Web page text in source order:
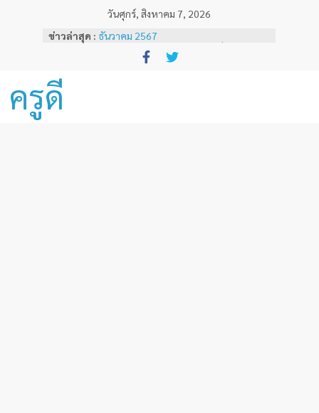
วันศุกร์, สิงหาคม 7, 2026
ข่าวล่าสุด :
ผลสลากกินแบ่งรัฐบาลงวดวันที่ 16
ธันวาคม 2567
ผลสลากกินแบ่งรัฐบาลงวดวันที่ 1 ธันวาคม
ครูดี